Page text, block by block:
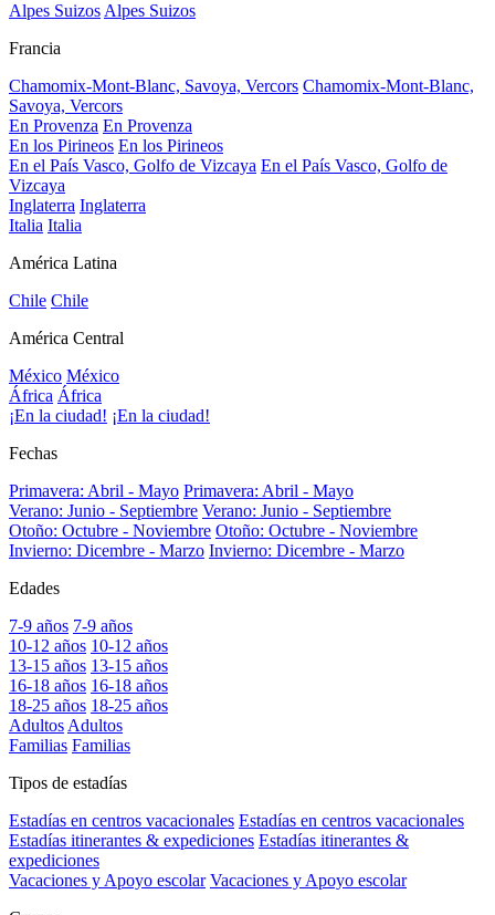
Alpes SuizosAlpes Suizos
Francia
Chamomix-Mont-Blanc, Savoya, Vercors Chamomix-Mont-Blanc,
Savoya, Vercors
En Provenza En Provenza
En los Pirineos En los Pirineos
En el País Vasco, Golfo de Vizcaya En el País Vasco, Golfo de
Vizcaya
Inglaterra Inglaterra
Italia Italia
América Latina
Chile Chile
América Central
México México
África África
¡En la ciudad! ¡En la ciudad!
Fechas
Primavera: Abril - Mayo Primavera: Abril - Mayo
Verano: Junio - Septiembre Verano: Junio - Septiembre
Otoño: Octubre - Noviembre Otoño: Octubre - Noviembre
Invierno: Dicembre - Marzo Invierno: Dicembre - Marzo
Edades
7-9 años 7-9 años
10-12 años 10-12 años
13-15 años 13-15 años
16-18 años 16-18 años
18-25 años 18-25 años
AdultosAdultos
Familias Familias
Tipos de estadías
Estadías en centros vacacionales Estadías en centros vacacionales
Estadías itinerantes & expediciones Estadías itinerantes &
expediciones
Vacaciones y Apoyo escolar Vacaciones y Apoyo escolar